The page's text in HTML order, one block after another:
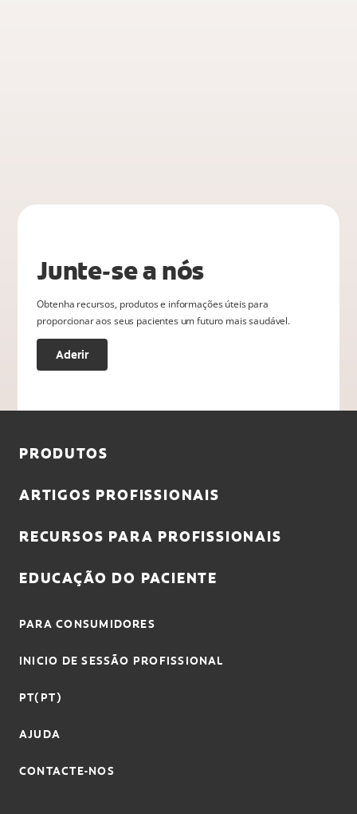
Junte-se a nós
Obtenha recursos, produtos e informações úteis para
proporcionar aos seus pacientes um futuro mais saudável.
Aderir
PRODUTOS
ARTIGOS PROFISSIONAIS
RECURSOS PARA PROFISSIONAIS
EDUCAÇÃO DO PACIENTE
PARA CONSUMIDORES
INICIO DE SESSÃO PROFISSIONAL
PT(PT)
AJUDA
CONTACTE-NOS